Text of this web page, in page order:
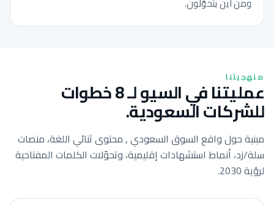
منهجيتنا
عمليتنا في السيو لـ 8 خطوات
للشركات السعودية.
مبنية حول واقع السوق السعودي , محتوى ثنائي اللغة، منصات
سلة/زد، أنماط استشهادات إقليمية، وتحوّلات الكلمات المفتاحية
لرؤية 2030.